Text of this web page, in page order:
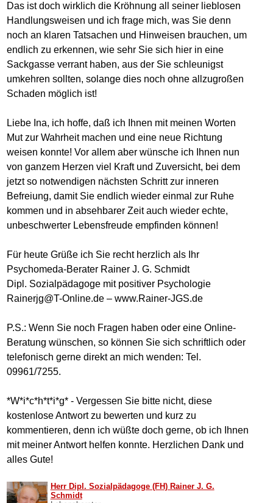
Das ist doch wirklich die Kröhnung all seiner lieblosen
Handlungsweisen und ich frage mich, was Sie denn
noch an klaren Tatsachen und Hinweisen brauchen, um
endlich zu erkennen, wie sehr Sie sich hier in eine
Sackgasse verrant haben, aus der Sie schleunigst
umkehren sollten, solange dies noch ohne allzugroßen
Schaden möglich ist!
Liebe Ina, ich hoffe, daß ich Ihnen mit meinen Worten
Mut zur Wahrheit machen und eine neue Richtung
weisen konnte! Vor allem aber wünsche ich Ihnen nun
von ganzem Herzen viel Kraft und Zuversicht, bei dem
jetzt so notwendigen nächsten Schritt zur inneren
Befreiung, damit Sie endlich wieder einmal zur Ruhe
kommen und in absehbarer Zeit auch wieder echte,
unbeschwerter Lebensfreude empfinden können!
Für heute Grüße ich Sie recht herzlich als Ihr
Psychomeda-Berater Rainer J. G. Schmidt
Dipl. Sozialpädagoge mit positiver Psychologie
Rainerjg@T-Online.de – www.Rainer-JGS.de
P.S.: Wenn Sie noch Fragen haben oder eine Online-
Beratung wünschen, so können Sie sich schriftlich oder
telefonisch gerne direkt an mich wenden: Tel.
09961/7255.
*W*i*c*h*t*i*g* - Vergessen Sie bitte nicht, diese
kostenlose Antwort zu bewerten und kurz zu
kommentieren, denn ich wüßte doch gerne, ob ich Ihnen
mit meiner Antwort helfen konnte. Herzlichen Dank und
alles Gute!